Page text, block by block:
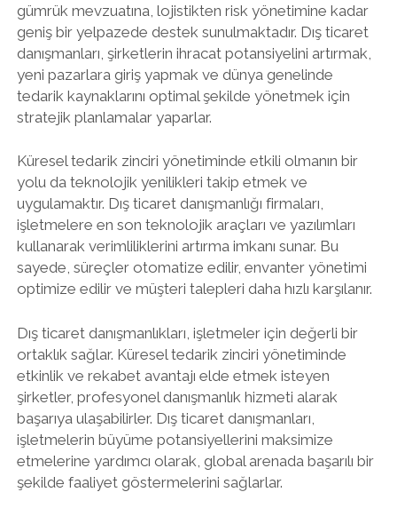
gümrük mevzuatına, lojistikten risk yönetimine kadar
geniş bir yelpazede destek sunulmaktadır. Dış ticaret
danışmanları, şirketlerin ihracat potansiyelini artırmak,
yeni pazarlara giriş yapmak ve dünya genelinde
tedarik kaynaklarını optimal şekilde yönetmek için
stratejik planlamalar yaparlar.
Küresel tedarik zinciri yönetiminde etkili olmanın bir
yolu da teknolojik yenilikleri takip etmek ve
uygulamaktır. Dış ticaret danışmanlığı firmaları,
işletmelere en son teknolojik araçları ve yazılımları
kullanarak verimliliklerini artırma imkanı sunar. Bu
sayede, süreçler otomatize edilir, envanter yönetimi
optimize edilir ve müşteri talepleri daha hızlı karşılanır.
Dış ticaret danışmanlıkları, işletmeler için değerli bir
ortaklık sağlar. Küresel tedarik zinciri yönetiminde
etkinlik ve rekabet avantajı elde etmek isteyen
şirketler, profesyonel danışmanlık hizmeti alarak
başarıya ulaşabilirler. Dış ticaret danışmanları,
işletmelerin büyüme potansiyellerini maksimize
etmelerine yardımcı olarak, global arenada başarılı bir
şekilde faaliyet göstermelerini sağlarlar.